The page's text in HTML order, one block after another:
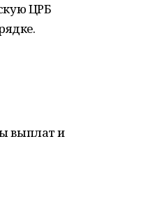
ЦРБ
выплат и